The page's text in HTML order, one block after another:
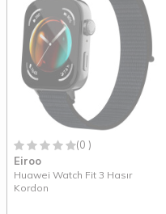
(0 )
Eiroo
Huawei Watch Fit 3 Hasır
Kordon